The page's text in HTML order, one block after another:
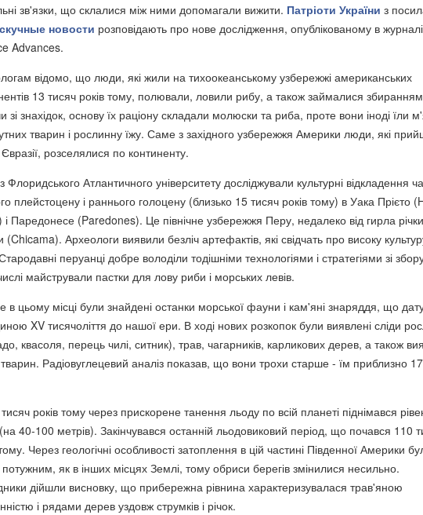
зв'язки, що склалися між ними допомагали вижити. Патріоти України з
новости розповідають про нове дослідження, опублікованому в журналі
Advances.
відомо, що люди, які жили на тихоокеанському узбережжі американських
13 тисяч років тому, полювали, ловили рибу, а також займалися
зі знахідок, основу їх раціону складали молюски та риба, проте вони іноді їли
тварин і рослинну їжу. Саме з західного узбережжя Америки люди, які
розселялися по континенту.
Флоридського Атлантичного університету досліджували культурні відкладення
плейстоцену і раннього голоцену (близько 15 тисяч років тому) в Уака Прієто
і Паредонесе (Paredones). Це північне узбережжя Перу, недалеко від гирла річки
(Chicama). Археологи виявили безліч артефактів, які свідчать про високу
перуанці добре володіли тодішніми технологіями і стратегіями зі
майстрували пастки для лову риби і морських левів.
в цьому місці були знайдені останки морської фауни і кам'яні знаряддя, що
XV тисячоліття до нашої ери. В ході нових розкопок були виявлені сліди
квасоля, перець чилі, ситник), трав, чагарників, карликових дерев, а також
тварин. Радіовуглецевий аналіз показав, що вони трохи старше - їм приблизно
років тому через прискорене танення льоду по всій планеті піднімався
40-100 метрів). Закінчувався останній льодовиковий період, що почався 110
Через геологічні особливості затоплення в цій частині Південної Америки
як в інших місцях Землі, тому обриси берегів змінилися несильно.
дійшли висновку, що прибережна рівнина характеризувалася трав'яною
і рядами дерев уздовж струмків і річок.